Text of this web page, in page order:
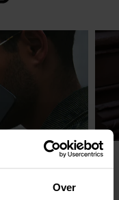
Over